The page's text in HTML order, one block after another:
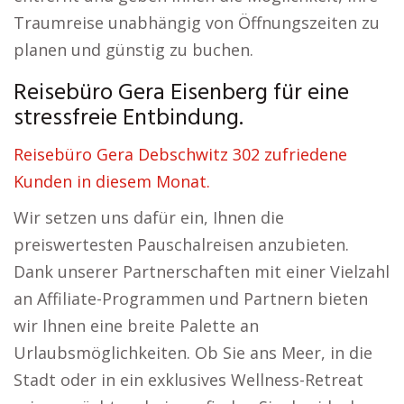
Traumreise unabhängig von Öffnungszeiten zu
planen und günstig zu buchen.
Reisebüro Gera Eisenberg für eine
stressfreie Entbindung.
Reisebüro Gera Debschwitz 302 zufriedene
Kunden in diesem Monat.
Wir setzen uns dafür ein, Ihnen die
preiswertesten Pauschalreisen anzubieten.
Dank unserer Partnerschaften mit einer Vielzahl
an Affiliate-Programmen und Partnern bieten
wir Ihnen eine breite Palette an
Urlaubsmöglichkeiten. Ob Sie ans Meer, in die
Stadt oder in ein exklusives Wellness-Retreat